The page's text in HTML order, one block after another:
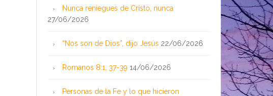
Nunca reniegues de Cristo, nunca
27/06/2026
“Nos son de Dios”, dijo Jesús 22/06/2026
Romanos 8:1, 37-39 14/06/2026
Personas de la Fe y lo que hicieron